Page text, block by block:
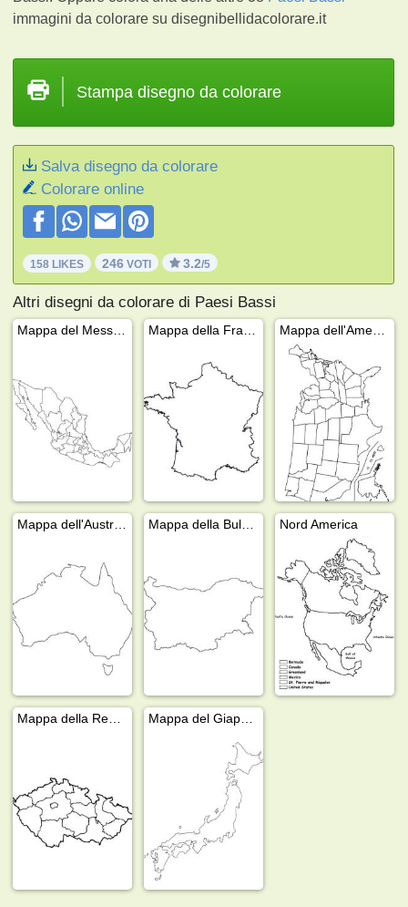
immagini da colorare su disegnibellidacolorare.it
Stampa disegno da colorare
Salva disegno da colorare
Colorare online
158 LIKES 246 VOTI 3.2/5
Altri disegni da colorare di Paesi Bassi
Nord America